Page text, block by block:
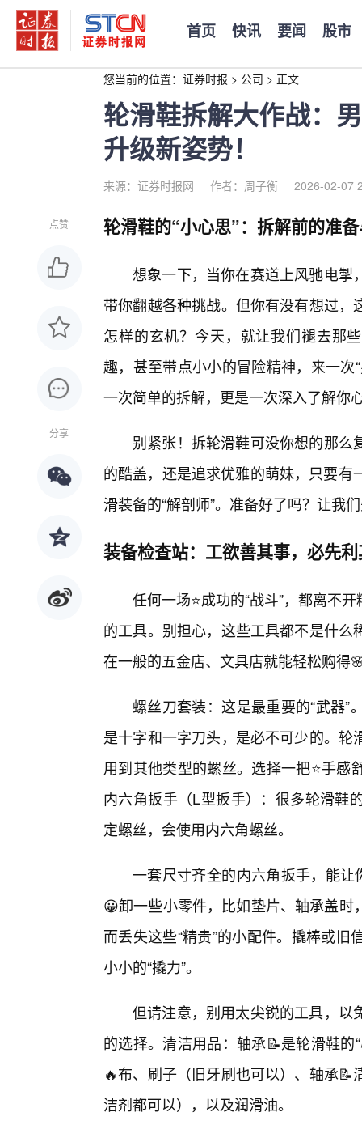
首页 快讯 要闻 股市
您当前的位置： 证券时报 > 公司 > 正文
轮滑鞋拆解大作战：
升级新姿势！
来源：证券时报网 作者：周子衡 2026-02-07
点赞
分享
轮滑鞋的“小心思”：拆解前的准
想象一下，当你在赛道上风驰电掣
带你翻越各种挑战。但你有没有想过
怎样的玄机？今天，就让我们褪去那
趣，甚至带点小小的冒险精神，来一
一次简单的拆解，更是一次深入了解你
别紧张！拆轮滑鞋可没你想的那
的酷盖，还是追求优雅的萌妹，只要
滑装备的“解剖师”。准备好了吗？让我
装备检查站：工欲善其事，必先
任何一场⭐成功的“战斗”，都离不
的工具。别担心，这些工具都不是什
在一般的五金店、文具店就能轻松购得
螺丝刀套装：这是最重要的“武器
是十字和一字刀头，是必不可少的。
用到其他类型的螺丝。选择一把⭐手
内六角扳手（L型扳手）：很多轮滑鞋
定螺丝，会使用内六角螺丝。
一套尺寸齐全的内六角扳手，能让
😀卸一些小零件，比如垫片、轴承盖
而丢失这些“精贵”的小配件。撬棒或
小小的“撬力”。
但请注意，别用太尖锐的工具，以
的选择。清洁用品：轴承📝是轮滑鞋
🔥布、刷子（旧牙刷也可以）、轴承
洁剂都可以），以及润滑油。